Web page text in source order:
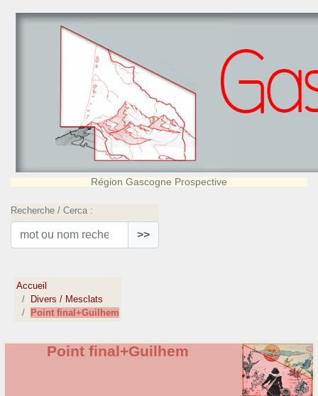
Région Gascogne Prospective
Recherche / Cerca :
>>
Accueil
Divers / Mesclats
Point final+Guilhem
Point final+Guilhem